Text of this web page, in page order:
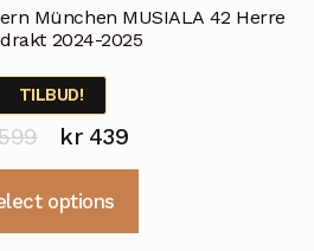
München MUSIALA 42 Herre
2024-2025
TILBUD!
Opprinnelig
pris
var:
kr439Nåværende
pris
options